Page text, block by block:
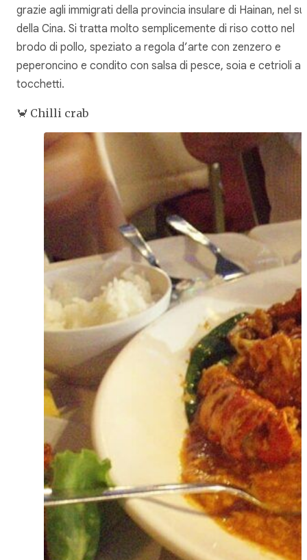
grazie agli immigrati della provincia insulare di Hainan, nel
della Cina. Si tratta molto semplicemente di riso cotto nel
brodo di pollo, speziato a regola d’arte con zenzero e
peperoncino e condito con salsa di pesce, soia e cetrioli a
tocchetti.
🦀 Chilli crab